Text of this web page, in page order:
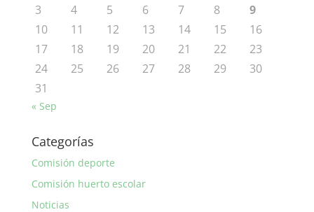
3
4 5 6 7 8
9
10
11 12 13 14 15
16
17
18 19 20 21 22
23
24
25 26 27 28 29
30
31
« Sep
Categorías
Comisión deporte
Comisión huerto escolar
Noticias